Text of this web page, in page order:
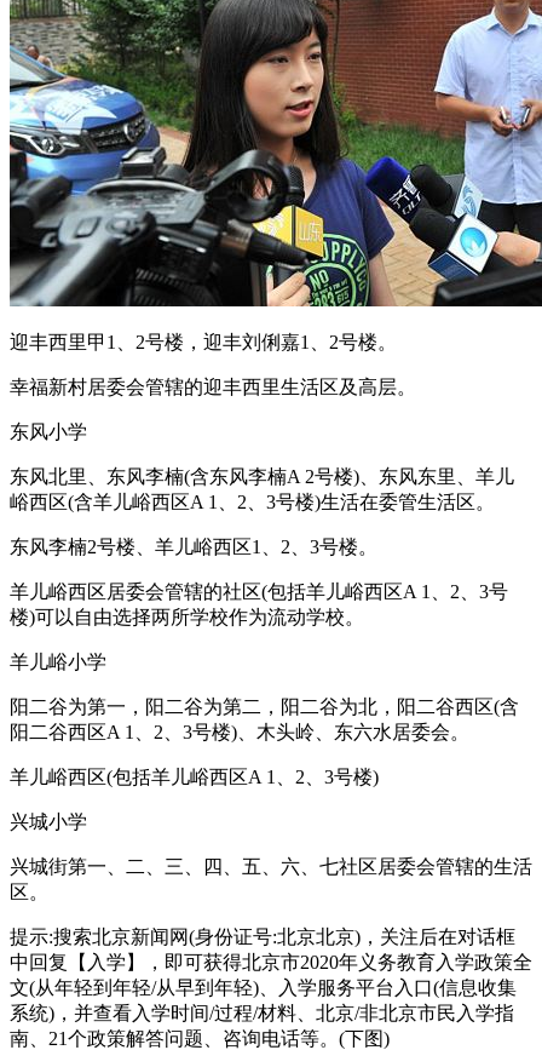
迎丰西里甲1、2号楼，迎丰刘俐嘉1、2号楼。
幸福新村居委会管辖的迎丰西里生活区及高层。
东风小学
东风北里、东风李楠(含东风李楠A 2号楼)、东风东里、羊儿
峪西区(含羊儿峪西区A 1、2、3号楼)生活在委管生活区。
东风李楠2号楼、羊儿峪西区1、2、3号楼。
羊儿峪西区居委会管辖的社区(包括羊儿峪西区A 1、2、3号
楼)可以自由选择两所学校作为流动学校。
羊儿峪小学
阳二谷为第一，阳二谷为第二，阳二谷为北，阳二谷西区(含
阳二谷西区A 1、2、3号楼)、木头岭、东六水居委会。
羊儿峪西区(包括羊儿峪西区A 1、2、3号楼)
兴城小学
兴城街第一、二、三、四、五、六、七社区居委会管辖的生活
区。
提示:搜索北京新闻网(身份证号:北京北京)，关注后在对话框
中回复【入学】，即可获得北京市2020年义务教育入学政策全
文(从年轻到年轻/从早到年轻)、入学服务平台入口(信息收集
系统)，并查看入学时间/过程/材料、北京/非北京市民入学指
南、21个政策解答问题、咨询电话等。(下图)